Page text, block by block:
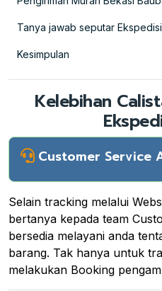
Tanya jawab seputar
Kesimpulan
Kelebihan
Customer Service
Selain tracking melalui
bertanya kepada team
bersedia melayani anda
barang. Tak hanya untuk
melakukan Booking